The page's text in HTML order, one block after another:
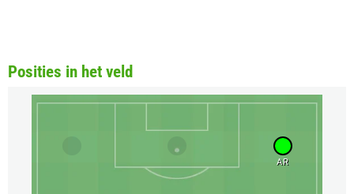
Posities in het veld
AR